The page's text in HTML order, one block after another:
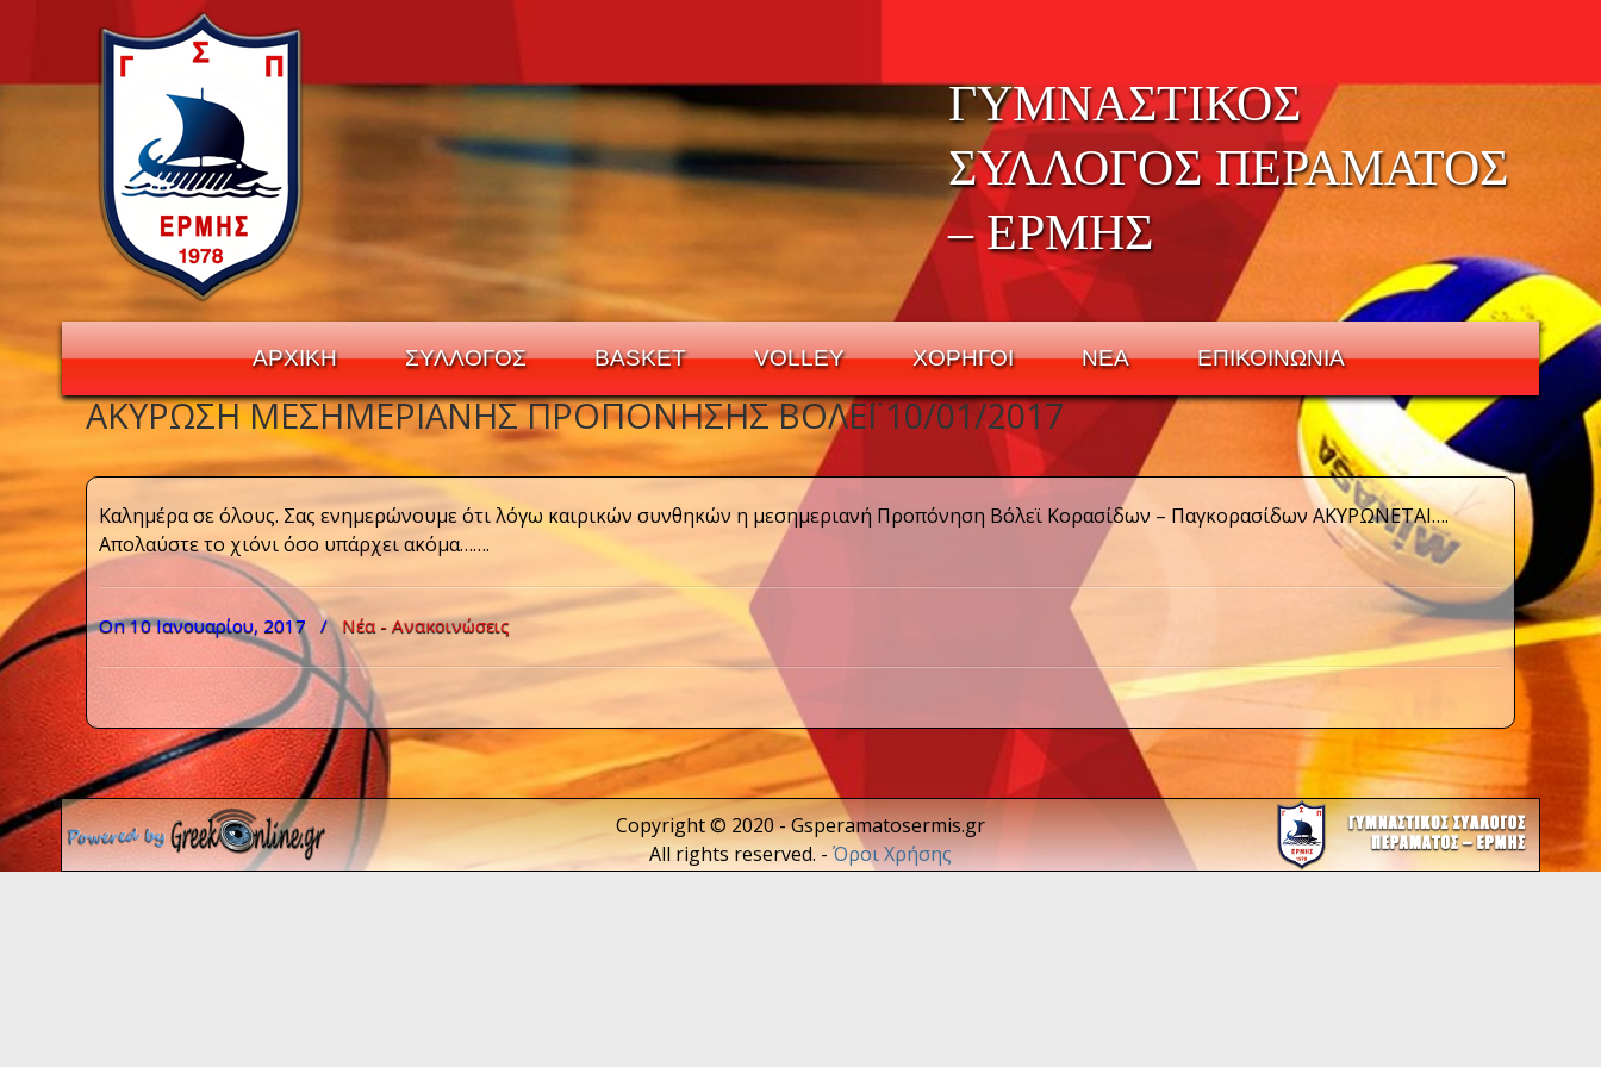
ΓΥΜΝΑΣΤΙΚΟΣ
ΣΥΛΛΟΓΟΣ ΠΕΡΑΜΑΤΟΣ
– ΕΡΜΗΣ
ΑΡΧΙΚΗ ΣΥΛΛΟΓΟΣ BASKET VOLLEY ΧΟΡΗΓΟΙ ΝΕΑ ΕΠΙΚΟΙΝΩΝΙΑ
Navigation
ΑΚΎΡΩΣΗ ΜΕΣΗΜΕΡΙΑΝΉΣ ΠΡΟΠΌΝΗΣΗΣ ΒΌΛΕΪ 10/01/2017
Καλημέρα σε όλους. Σας ενημερώνουμε ότι λόγω καιρικών συνθηκών η μεσημεριανή Προπόνηση Βόλεϊ Κορασίδων – Παγκορασίδων ΑΚΥΡΩΝΕΤΑΙ….
Απολαύστε το χιόνι όσο υπάρχει ακόμα…….
On 10 Ιανουαρίου, 2017 / Νέα - Ανακοινώσεις
Copyright © 2020 - Gsperamatosermis.gr
All rights reserved. -Όροι Χρήσης